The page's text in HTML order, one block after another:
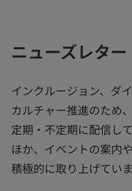
ニューズレター
インクルージョン、ダ
カルチャー推進のため
定期・不定期に配信し
ほか、イベントの案内
積極的に取り上げていま